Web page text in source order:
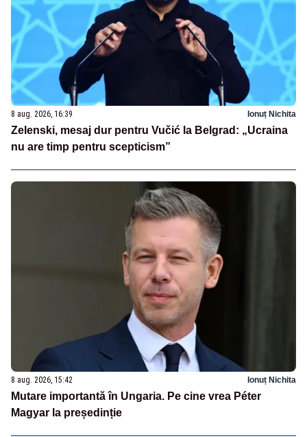
8 aug. 2026, 16:39 Ionuț Nichita
Zelenski, mesaj dur pentru Vučić la Belgrad: „Ucraina
nu are timp pentru scepticism”
8 aug. 2026, 15:42 Ionuț Nichita
Mutare importantă în Ungaria. Pe cine vrea Péter
Magyar la președinție